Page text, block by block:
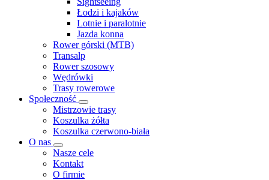
Łodzi i kajaków
Lotnie i paralotnie
Jazda konna
Rower górski (MTB)
Transalp
Rower szosowy
Wędrówki
Trasy rowerowe
Społeczność
Mistrzowie trasy
Koszulka żółta
Koszulka czerwono-biała
O nas
Nasze cele
Kontakt
O firmie